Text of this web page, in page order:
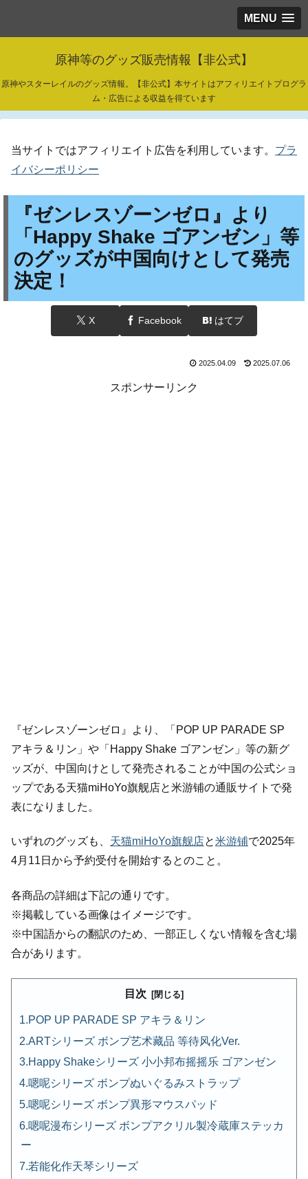
MENU
原神等のグッズ販売情報【非公式】
原神やスターレイルのグッズ情報。【非公式】本サイトはアフィリエイトプログラ
ム・広告による収益を得ています
当サイトではアフィリエイト広告を利用しています。 プラ
イバシーポリシー
『ゼンレスゾーンゼロ』より
「Happy Shake ゴアンゼン」等
のグッズが中国向けとして発売
決定！
X Facebook はてブ
2025.04.09 2025.07.06
スポンサーリンク
『ゼンレスゾーンゼロ』より、「POP UP PARADE SP
アキラ＆リン」や「Happy Shake ゴアンゼン」等の新グ
ッズが、中国向けとして発売されることが中国の公式ショ
ップである天猫miHoYo旗舰店と米游铺の通販サイトで発
表になりました。
いずれのグッズも、 天猫miHoYo旗舰店と米游铺で2025年
4月11日から予約受付を開始するとのこと。
各商品の詳細は下記の通りです。
※掲載している画像はイメージです。
※中国語からの翻訳のため、一部正しくない情報を含む場
合があります。
目次
POP UP PARADE SP アキラ＆リン
ARTシリーズ ボンプ艺术藏品 等待风化Ver.
Happy Shakeシリーズ 小小邦布摇摇乐 ゴアンゼン
嗯呢シリーズ ボンプぬいぐるみストラップ
嗯呢シリーズ ボンプ異形マウスパッド
嗯呢漫布シリーズ ボンプアクリル製冷蔵庫ステッカ
ー
若能化作天琴シリーズ